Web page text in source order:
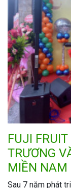
FUJI
TRƯƠNG
MIỀN NAM
Sau 7 năm phát